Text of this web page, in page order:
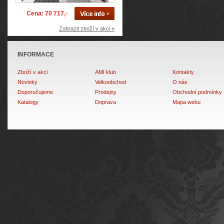
Cena: 70 717,-
Zobrazit zboží v akci »
INFORMACE
Zboží v akci
Novinky
Doporučujeme
Katalogy
AMI klub
Velkoobchod
Prodejny
Doprava
Kontakty
O nás
Obchodní podmínky
Mapa webu